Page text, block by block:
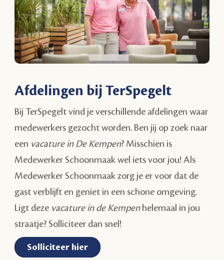
Afdelingen bij TerSpegelt
Bij TerSpegelt vind je verschillende afdelingen waar
medewerkers gezocht worden. Ben jij op zoek naar
een vacature in De Kempen? Misschien is
Medewerker Schoonmaak wel iets voor jou! Als
Medewerker Schoonmaak zorg je er voor dat de
gast verblijft en geniet in een schone omgeving.
Ligt deze vacature in de Kempenhelemaal in jou
straatje? Solliciteer dan snel!
Solliciteer hier